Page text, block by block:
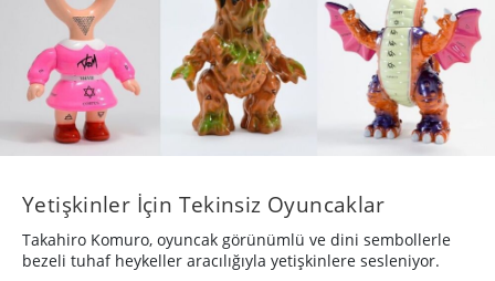
Yetişkinler İçin Tekinsiz Oyuncaklar
Takahiro Komuro, oyuncak görünümlü ve dini sembollerle
bezeli tuhaf heykeller aracılığıyla yetişkinlere sesleniyor.